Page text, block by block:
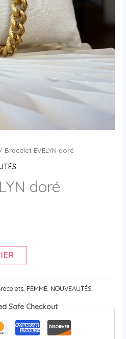
EVELYN doré
doré
, FEMME, NOUVEAUTÉS
Safe Checkout